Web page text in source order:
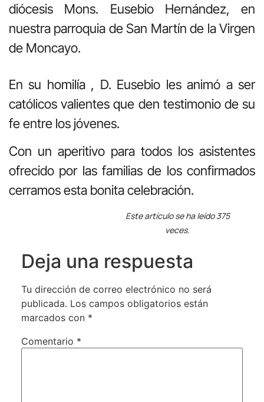
diócesis Mons. Eusebio Hernández, en
nuestra parroquia de San Martín de la Virgen
de Moncayo.
En su homilía , D. Eusebio les animó a ser
católicos valientes que den testimonio de su
fe entre los jóvenes.
Con un aperitivo para todos los asistentes
ofrecido por las familias de los confirmados
cerramos esta bonita celebración.
Este artículo se ha leído 375
veces.
Deja una respuesta
Tu dirección de correo electrónico no será
publicada. Los campos obligatorios están
marcados con *
Comentario *